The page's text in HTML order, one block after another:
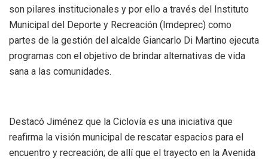
son pilares institucionales y por ello a través del Instituto
Municipal del Deporte y Recreación (Imdeprec) como
partes de la gestión del alcalde Giancarlo Di Martino ejecuta
programas con el objetivo de brindar alternativas de vida
sana a las comunidades.
Destacó Jiménez que la Ciclovía es una iniciativa que
reafirma la visión municipal de rescatar espacios para el
encuentro y recreación; de allí que el trayecto en la Avenida